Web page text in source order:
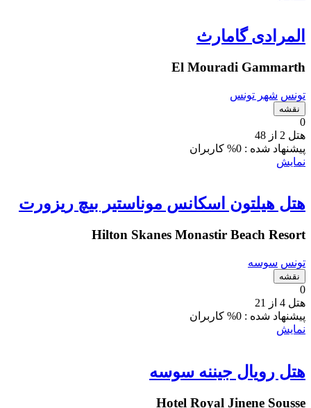
المرادی گامارث
El Mouradi Gammarth
تونس شهر تونس
نقشه
0
هتل 2 از 48
پیشنهاد شده : 0% کاربران
نمایش
هتل هیلتون اسکانس موناستیر بیچ ریزورت
Hilton Skanes Monastir Beach Resort
تونس سوسه
نقشه
0
هتل 4 از 21
پیشنهاد شده : 0% کاربران
نمایش
هتل رویال جیننه سوسه
Hotel Royal Jinene Sousse